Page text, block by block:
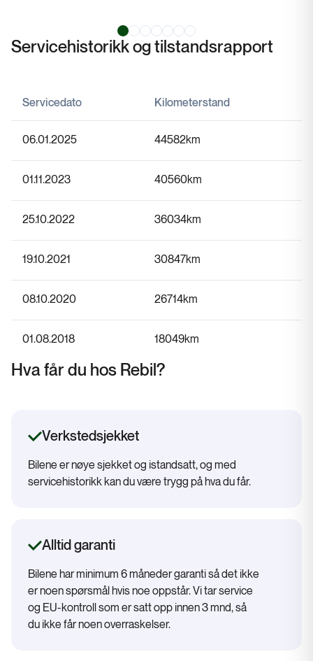
Servicehistorikk og tilstandsrapport
Servicedato Kilometerstand
06.01.2025 44582km
01.11.2023 40560km
25.10.2022 36034km
19.10.2021 30847km
08.10.2020 26714km
01.08.2018 18049km
Hva får du hos Rebil?
Verkstedsjekket
Bilene er nøye sjekket og istandsatt, og med
servicehistorikk kan du være trygg på hva du får.
Alltid garanti
Bilene har minimum 6 måneder garanti så det ikke
er noen spørsmål hvis noe oppstår. Vi tar service
og EU-kontroll som er satt opp innen 3 mnd, så
du ikke får noen overraskelser.